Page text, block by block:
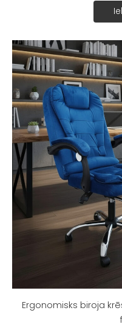
Ergonomisks biroja